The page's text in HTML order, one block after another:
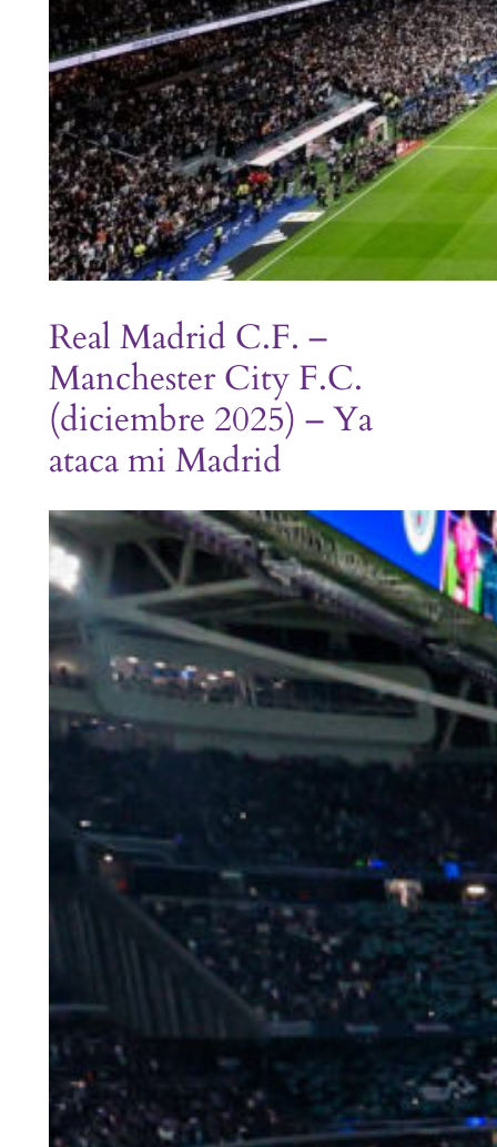
Real Madrid C.F. –
Manchester City F.C.
(diciembre 2025) – Ya
ataca mi Madrid